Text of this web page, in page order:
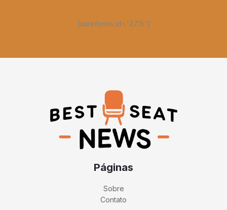
[sureforms id='2715']
Páginas
Sobre
Contato